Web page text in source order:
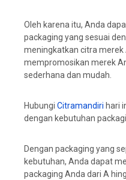
Oleh karena itu, Anda
packaging yang sesuai
meningkatkan citra merek
mempromosikan merek
sederhana dan mudah.
Hubungi Citramandiri hari
dengan kebutuhan
Dengan packaging yang
kebutuhan, Anda dapat
packaging Anda dari A